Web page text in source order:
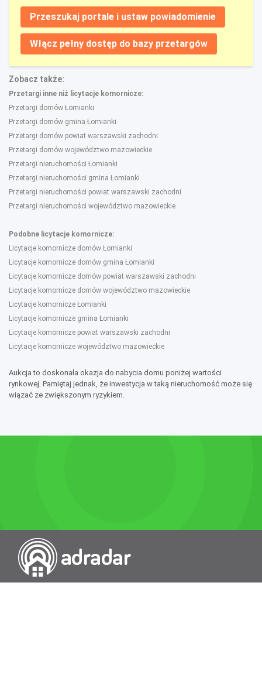
Przeszukaj portale i ustaw powiadomienie
Włącz pełny dostęp do bazy przetargów
Zobacz także:
Przetargi inne niż licytacje komornicze:
Przetargi domów Łomianki
Przetargi domów gmina Łomianki
Przetargi domów powiat warszawski zachodni
Przetargi domów województwo mazowieckie
Przetargi nieruchomości Łomianki
Przetargi nieruchomości gmina Łomianki
Przetargi nieruchomości powiat warszawski zachodni
Przetargi nieruchomości województwo mazowieckie
Podobne licytacje komornicze:
Licytacje komornicze domów Łomianki
Licytacje komornicze domów gmina Łomianki
Licytacje komornicze domów powiat warszawski zachodni
Licytacje komornicze domów województwo mazowieckie
Licytacje komornicze Łomianki
Licytacje komornicze gmina Łomianki
Licytacje komornicze powiat warszawski zachodni
Licytacje komornicze województwo mazowieckie
Aukcja to doskonała okazja do nabycia domu poniżej wartości
rynkowej. Pamiętaj jednak, że inwestycja w taką nieruchomość może się
wiązać ze zwiększonym ryzykiem.